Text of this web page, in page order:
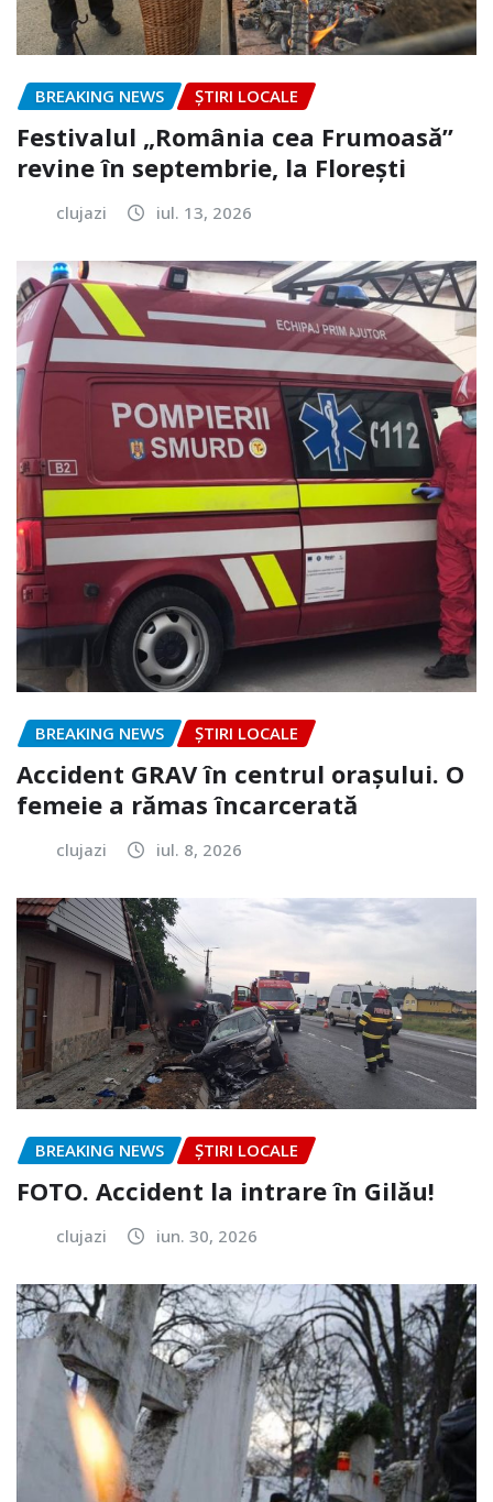
BREAKING NEWS ȘTIRI LOCALE
Festivalul „România cea Frumoasă”
revine în septembrie, la Florești
clujazi iul. 13, 2026
BREAKING NEWS ȘTIRI LOCALE
Accident GRAV în centrul orașului. O
femeie a rămas încarcerată
clujazi iul. 8, 2026
BREAKING NEWS ȘTIRI LOCALE
FOTO. Accident la intrare în Gilău!
clujazi iun. 30, 2026